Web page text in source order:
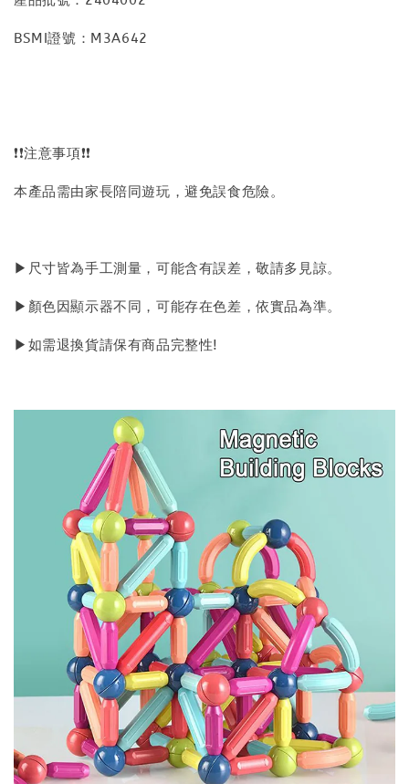
BSMI證號：M3A642
❗❗注意事項❗❗
本產品需由家長陪同遊玩，避免誤食危險。
▶尺寸皆為手工測量，可能含有誤差，敬請多見諒。
▶顏色因顯示器不同，可能存在色差，依實品為準。
▶如需退換貨請保有商品完整性!